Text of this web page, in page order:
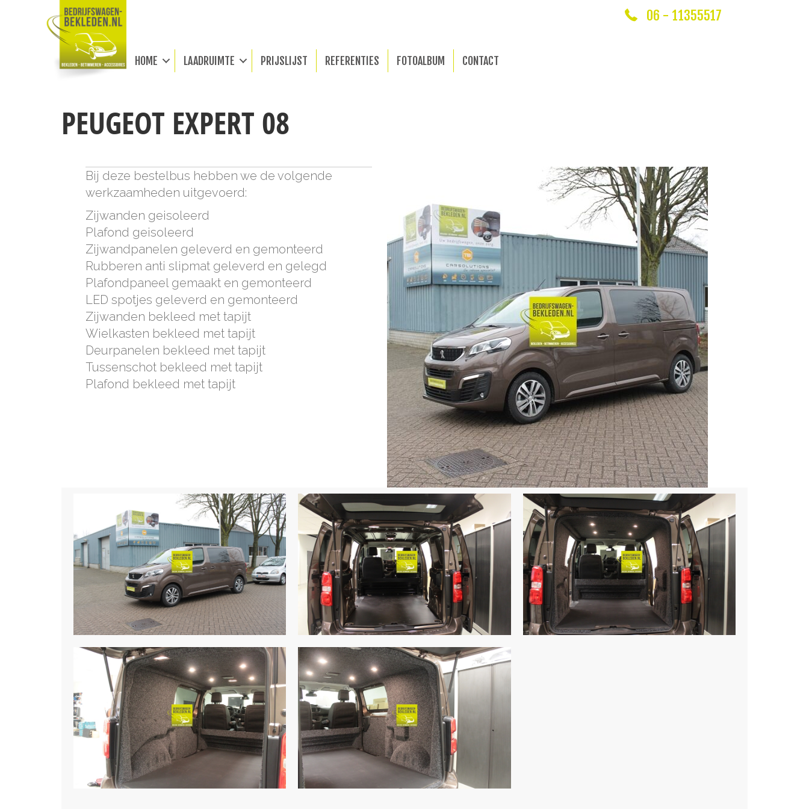
06 - 11355517
HOME LAADRUIMTE PRIJSLIJST REFERENTIES FOTOALBUM CONTACT
PEUGEOT EXPERT 08
Bij deze bestelbus hebben we de volgende
werkzaamheden uitgevoerd:
Zijwanden geisoleerd
Plafond geisoleerd
Zijwandpanelen geleverd en gemonteerd
Rubberen anti slipmat geleverd en gelegd
Plafondpaneel gemaakt en gemonteerd
LED spotjes geleverd en gemonteerd
Zijwanden bekleed met tapijt
Wielkasten bekleed met tapijt
Deurpanelen bekleed met tapijt
Tussenschot bekleed met tapijt
Plafond bekleed met tapijt